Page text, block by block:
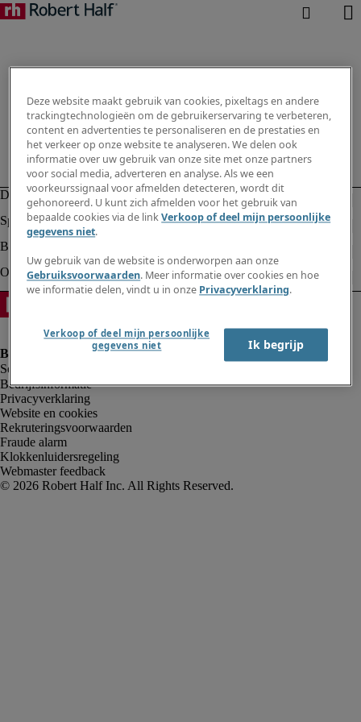
Bedrijfsinformatie
Privacyverklaring
Website en cookies
Rekruteringsvoorwaarden
Fraude alarm
Klokkenluidersregeling
Webmaster feedback
Deze website maakt gebruik van cookies, pixeltags en andere
trackingtechnologieën om de gebruikerservaring te verbeteren,
content en advertenties te personaliseren en de prestaties en
het verkeer op onze website te analyseren. We delen ook
informatie over uw gebruik van onze site met onze partners
voor social media, adverteren en analyse. Als we een
voorkeurssignaal voor afmelden detecteren, wordt dit
gehonoreerd. U kunt zich afmelden voor het gebruik van
bepaalde cookies via de linkVerkoop of deel mijn persoonlijke
gegevens niet.
Uw gebruik van de website is onderworpen aan onze
Gebruiksvoorwaarden. Meer informatie over cookies en hoe
we informatie delen, vindt u in onze Privacyverklaring.
Verkoop of deel mijn persoonlijke
gegevens niet
Ik begrijp